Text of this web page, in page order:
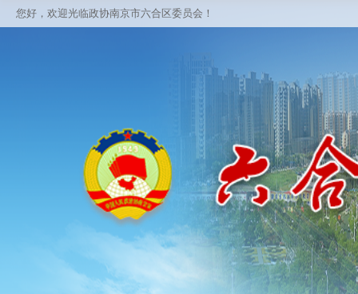
您好，欢迎光临政协南京市六合区委员会！